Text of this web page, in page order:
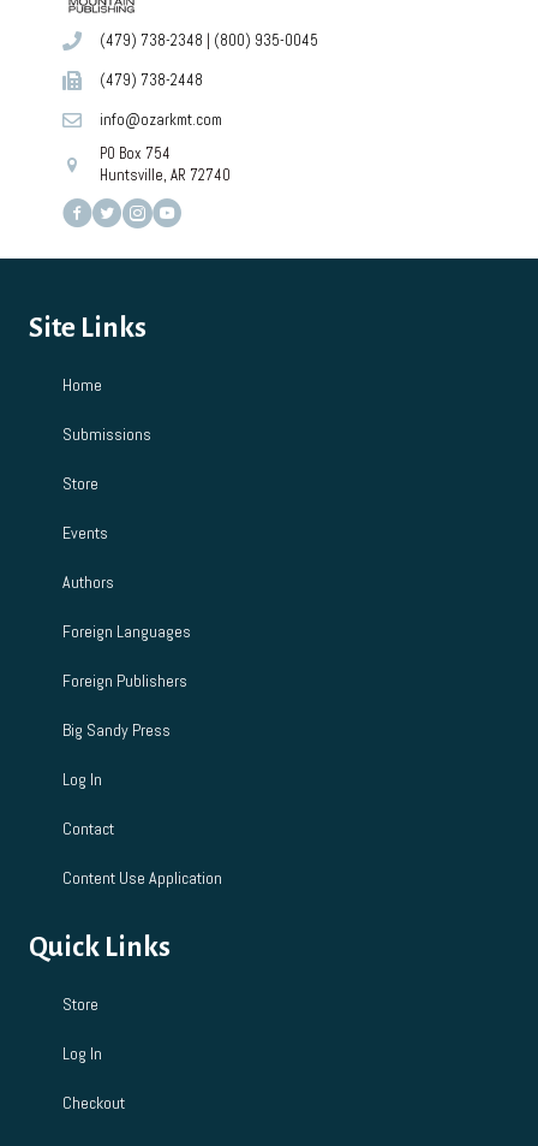
(479) 738-2348 | (800) 935-0045
(479) 738-2448
info@ozarkmt.com
PO Box 754
Huntsville, AR 72740
Site Links
Home
Submissions
Store
Events
Authors
Foreign Languages
Foreign Publishers
Big Sandy Press
Log In
Contact
Content Use Application
Quick Links
Store
Log In
Checkout